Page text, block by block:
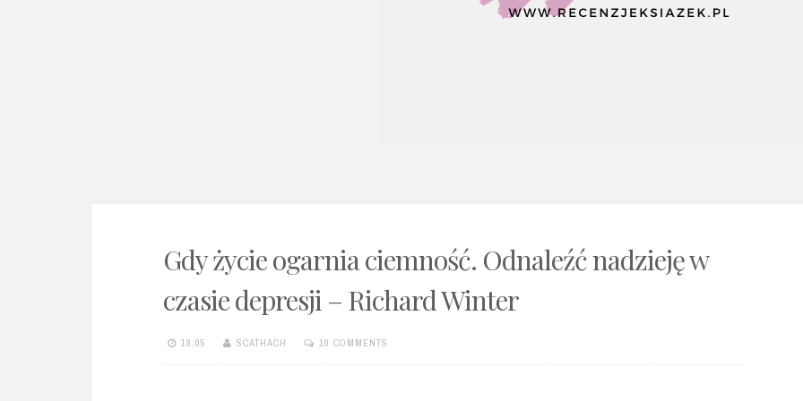
Gdy życie ogarnia ciemność. Odnaleźć nadzieję w
czasie depresji – Richard Winter
19:05 SCATHACH 10 COMMENTS